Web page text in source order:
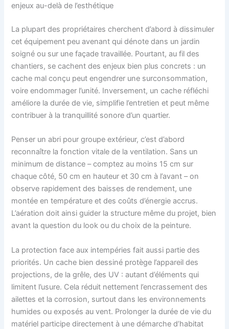
enjeux au-delà de l’esthétique
La plupart des propriétaires cherchent d’abord à dissimuler
cet équipement peu avenant qui dénote dans un jardin
soigné ou sur une façade travaillée. Pourtant, au fil des
chantiers, se cachent des enjeux bien plus concrets : un
cache mal conçu peut engendrer une surconsommation,
voire endommager l’unité. Inversement, un cache réfléchi
améliore la durée de vie, simplifie l’entretien et peut même
contribuer à la tranquillité sonore d’un quartier.
Penser un abri pour groupe extérieur, c’est d’abord
reconnaître la fonction vitale de la ventilation. Sans un
minimum de distance – comptez au moins 15 cm sur
chaque côté, 50 cm en hauteur et 30 cm à l’avant – on
observe rapidement des baisses de rendement, une
montée en température et des coûts d’énergie accrus.
L’aération doit ainsi guider la structure même du projet, bien
avant la question du look ou du choix de la peinture.
La protection face aux intempéries fait aussi partie des
priorités. Un cache bien dessiné protège l’appareil des
projections, de la grêle, des UV : autant d’éléments qui
limitent l’usure. Cela réduit nettement l’encrassement des
ailettes et la corrosion, surtout dans les environnements
humides ou exposés au vent. Prolonger la durée de vie du
matériel participe directement à une démarche d’habitat